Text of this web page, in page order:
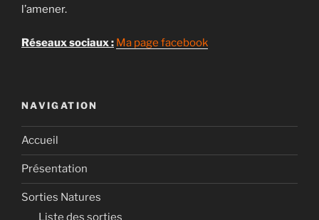
l’amener.
Réseaux sociaux : Ma page facebook
NAVIGATION
Accueil
Présentation
Sorties Natures
Liste des sorties